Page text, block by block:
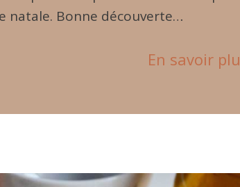
natale. Bonne découverte…
En savoir